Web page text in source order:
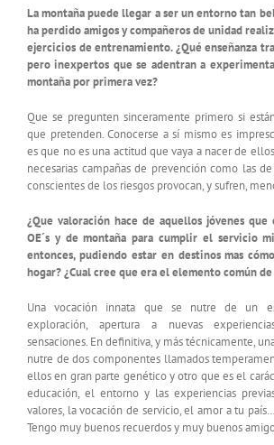
La montaña puede llegar a ser un entorno tan
ha perdido amigos y compañeros de unidad
ejercicios de entrenamiento. ¿Qué enseñanza
pero inexpertos que se adentran a
montaña por primera vez?
Que se pregunten sinceramente primero si
que pretenden. Conocerse a sí mismo es
es que no es una actitud que vaya a nacer de
necesarias campañas de prevención como las
conscientes de los riesgos provocan, y sufren,
¿Que valoración hace de aquellos jóvenes que
OE´s y de montaña para cumplir el servicio
entonces, pudiendo estar en destinos mas
hogar? ¿Cual cree que era el elemento común de
Una vocación innata que se nutre de un
exploración, apertura a nuevas
sensaciones. En definitiva, y más técnicamente,
nutre de dos componentes llamados
ellos en gran parte genético y otro que es el
educación, el entorno y las experiencias
valores, la vocación de servicio, el amor a tu
Tengo muy buenos recuerdos y muy buenos